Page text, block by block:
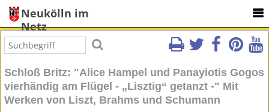
Neukölln im
Netz
Schloß Britz: "Alice Hampel und Panayiotis Gogos
vierhändig am Flügel - „Lisztig“ getanzt -" Mit
Werken von Liszt, Brahms und Schumann